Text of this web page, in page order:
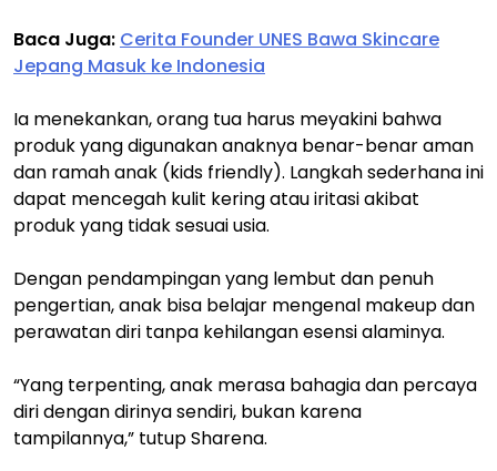
Baca Juga: Cerita Founder UNES Bawa Skincare
Jepang Masuk ke Indonesia
Ia menekankan, orang tua harus meyakini bahwa
produk yang digunakan anaknya benar-benar aman
dan ramah anak (kids friendly). Langkah sederhana ini
dapat mencegah kulit kering atau iritasi akibat
produk yang tidak sesuai usia.
Dengan pendampingan yang lembut dan penuh
pengertian, anak bisa belajar mengenal makeup dan
perawatan diri tanpa kehilangan esensi alaminya.
“Yang terpenting, anak merasa bahagia dan percaya
diri dengan dirinya sendiri, bukan karena
tampilannya,” tutup Sharena.